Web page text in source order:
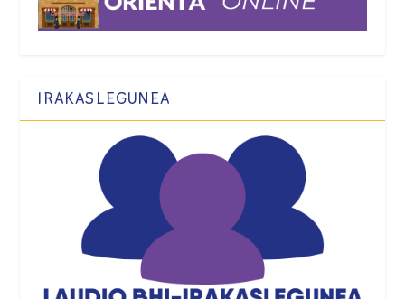
IRAKASLEGUNEA